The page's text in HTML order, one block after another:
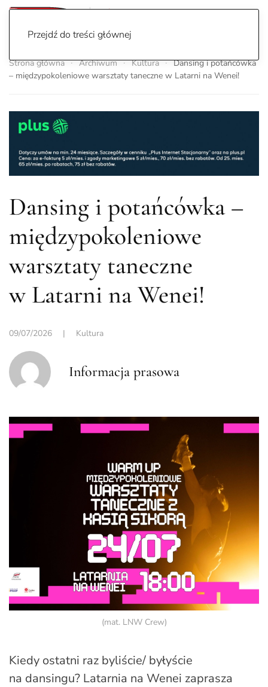
Przejdź do treści głównej
Strona główna Archiwum Kultura
Dansing i potańcówka
– międzypokoleniowe warsztaty taneczne w Latarni na Wenei!
Dansing i potańcówka –
międzypokoleniowe
warsztaty taneczne
w Latarni na Wenei!
09/07/2026 | Kultura
Informacja prasowa
(mat. LNW Crew)
Kiedy ostatni raz byliście/ byłyście
na dansingu? Latarnia na Wenei zaprasza